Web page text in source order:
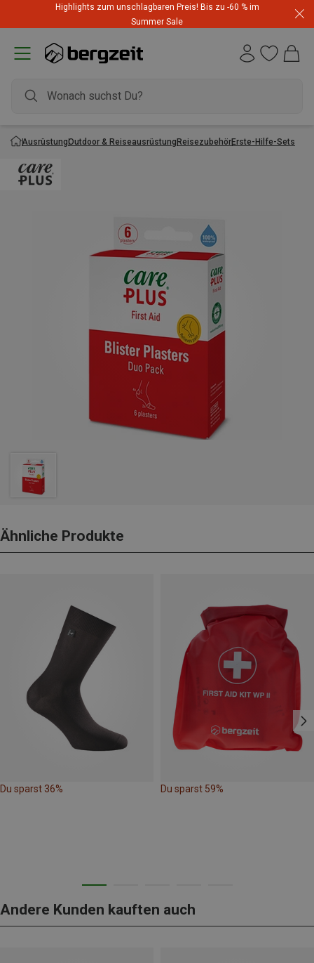
Highlights zum unschlagbaren Preis! Bis zu -60 % im
Summer Sale
AusrüstungOutdoor & ReiseausrüstungReisezubehörErste-Hilfe-Sets
Ähnliche Produkte
Du sparst 36% Du sparst 59%
Andere Kunden kauften auch